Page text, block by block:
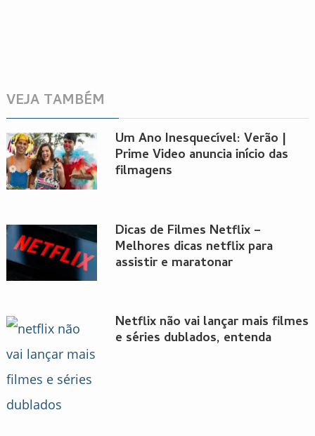
VEJA TAMBÉM
Um Ano Inesquecível: Verão |
Prime Video anuncia início das
filmagens
Dicas de Filmes Netflix –
Melhores dicas netflix para
assistir e maratonar
Netflix não vai lançar mais filmes
e séries dublados, entenda